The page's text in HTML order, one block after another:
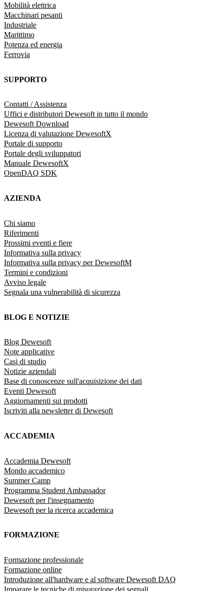
Mobilità elettrica
Macchinari pesanti
Industriale
Marittimo
Potenza ed energia
Ferrovia
SUPPORTO
Contatti / Assistenza
Uffici e distributori Dewesoft in tutto il mondo
Dewesoft Download
Licenza di valutazione DewesoftX
Portale di supporto
Portale degli sviluppatori
Manuale DewesoftX
OpenDAQ SDK
AZIENDA
Chi siamo
Riferimenti
Prossimi eventi e fiere
Informativa sulla privacy
Informativa sulla privacy per DewesoftM
Termini e condizioni
Avviso legale
Segnala una vulnerabilità di sicurezza
BLOG E NOTIZIE
Blog Dewesoft
Note applicative
Casi di studio
Notizie aziendali
Base di conoscenze sull'acquisizione dei dati
Eventi Dewesoft
Aggiornamenti sui prodotti
Iscriviti alla newsletter di Dewesoft
ACCADEMIA
Accademia Dewesoft
Mondo accademico
Summer Camp
Programma Student Ambassador
Dewesoft per l'insegnamento
Dewesoft per la ricerca accademica
FORMAZIONE
Formazione professionale
Formazione online
Introduzione all'hardware e al software Dewesoft DAQ